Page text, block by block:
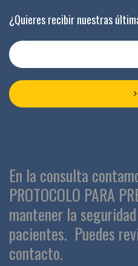
¿Quieres recibir nuestras
En la consulta
PROTOCOLO PARA
mantener la
pacientes. Puedes
contacto.